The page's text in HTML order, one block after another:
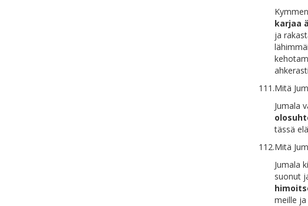
karjaa
ja
111.Mitä
Jumala
tässä
112.Mitä
Jumala
suonut
meille